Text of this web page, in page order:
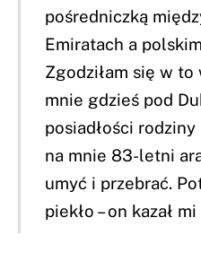
pośredniczką
Emiratach a
Zgodziłam się w to
mnie gdzieś pod
posiadłości rodziny
na mnie 83-letni
umyć i przebrać.
piekło – on kazał